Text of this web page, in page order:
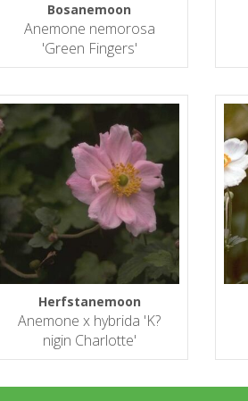
Bosanemoon
Anemone nemorosa
'Green Fingers'
Herfstanemoon
Anemone x hybrida 'K?
nigin Charlotte'